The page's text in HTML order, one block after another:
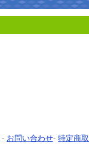
- お問い合わせ- 特定商